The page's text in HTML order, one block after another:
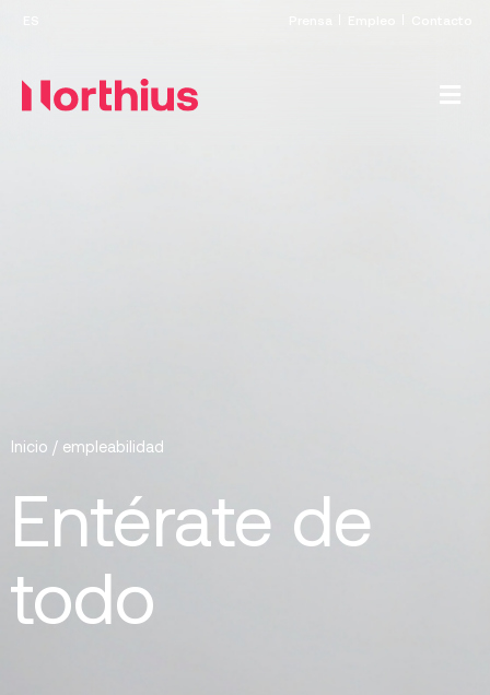
Inicio / empleabilidad
Entérate de
todo